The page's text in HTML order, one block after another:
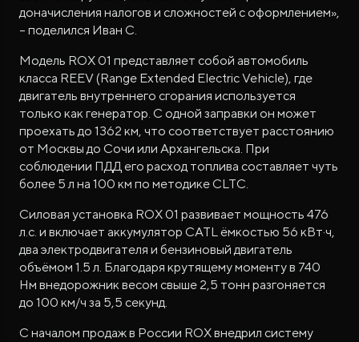
доначисления налогов и сложностей с оформлением»,
– поделился Иван С.
Модель ROX 01 представляет собой автомобиль
класса REEV (Range Extended Electric Vehicle), где
двигатель внутреннего сгорания используется
только как генератор. С одной заправки он может
проехать до 1362 км, что соответствует расстоянию
от Москвы до Сочи или Архангельска. При
соблюдении ПДД его расход топлива составляет чуть
более 5 л на 100 км по методике CLTC.
Силовая установка ROX 01 развивает мощность 476
л.с. и включает аккумулятор CATL ёмкостью 56 кВт·ч,
два электродвигателя и бензиновый двигатель
объёмом 1.5 л. Благодаря крутящему моменту в 740
Нм внедорожник весом свыше 2,5 тонн разгоняется
до 100 км/ч за 5,5 секунд.
С началом продаж в России ROX внедрил систему